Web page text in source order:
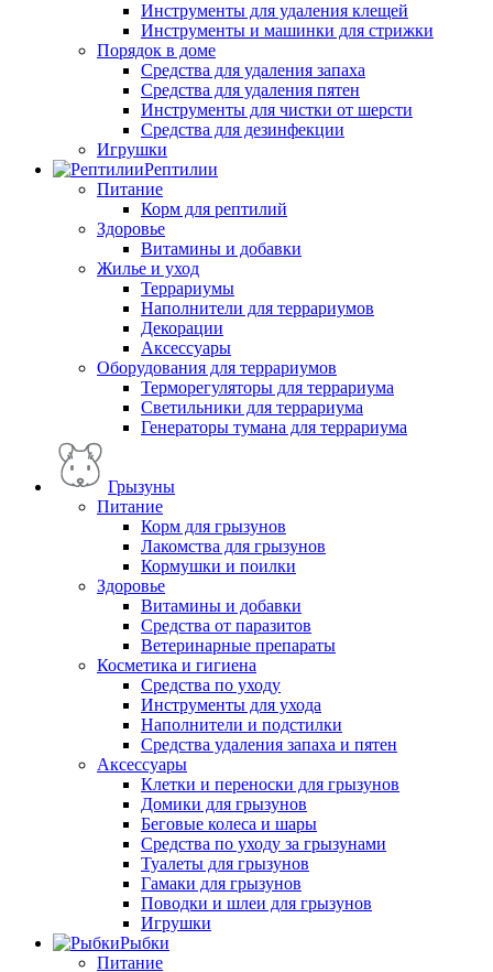
Инструменты для удаления клещей
Инструменты и машинки для стрижки
Порядок в доме
Средства для удаления запаха
Средства для удаления пятен
Инструменты для чистки от шерсти
Средства для дезинфекции
Игрушки
Рептилии
Питание
Корм для рептилий
Здоровье
Витамины и добавки
Жилье и уход
Террариумы
Наполнители для террариумов
Декорации
Аксессуары
Оборудования для террариумов
Терморегуляторы для террариума
Светильники для террариума
Генераторы тумана для террариума
Грызуны
Питание
Корм для грызунов
Лакомства для грызунов
Кормушки и поилки
Здоровье
Витамины и добавки
Средства от паразитов
Ветеринарные препараты
Косметика и гигиена
Средства по уходу
Инструменты для ухода
Наполнители и подстилки
Средства удаления запаха и пятен
Аксессуары
Клетки и переноски для грызунов
Домики для грызунов
Беговые колеса и шары
Средства по уходу за грызунами
Туалеты для грызунов
Гамаки для грызунов
Поводки и шлеи для грызунов
Игрушки
Рыбки
Питание